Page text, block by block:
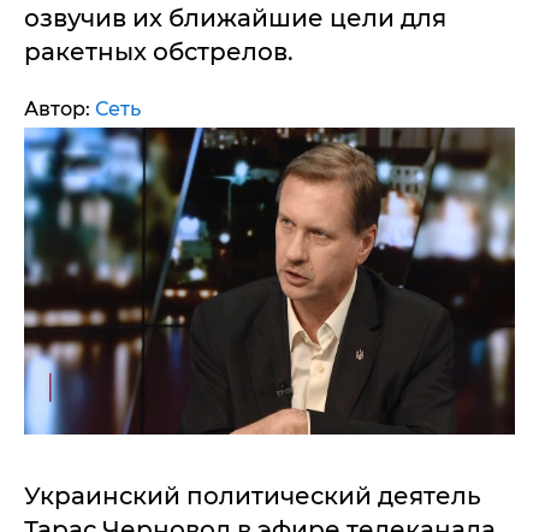
озвучив их ближайшие цели для
ракетных обстрелов.
Автор: Сеть
Украинский политический деятель